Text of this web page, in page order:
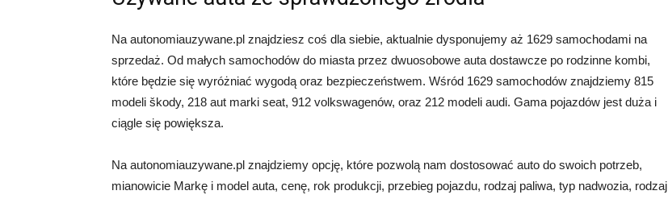
Na autonomiauzywane.pl znajdziesz coś dla siebie, aktualnie dysponujemy aż 1629 samochodami na
sprzedaż. Od małych samochodów do miasta przez dwuosobowe auta dostawcze po rodzinne kombi,
które będzie się wyróżniać wygodą oraz bezpieczeństwem. Wśród 1629 samochodów znajdziemy 815
modeli škody, 218 aut marki seat, 912 volkswagenów, oraz 212 modeli audi. Gama pojazdów jest duża i
ciągle się powiększa.
Na autonomiauzywane.pl znajdziemy opcję, które pozwolą nam dostosować auto do swoich potrzeb,
mianowicie Markę i model auta, cenę, rok produkcji, przebieg pojazdu, rodzaj paliwa, typ nadwozia, rodzaj